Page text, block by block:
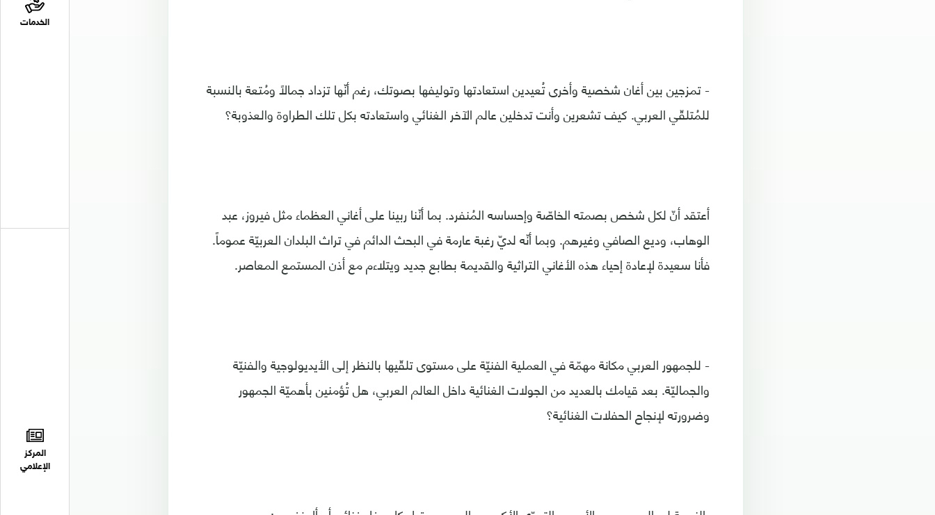
الخدمات
المركز
الإعلامي
- تمزجين بين أغان شخصية وأخرى تُعيدين استعادتها وتوليفها بصوتك، رغم أنّها تزداد جمالاً ومُتعة بالنسبة
للمُتلقّي العربي. كيف تشعرين وأنت تدخلين عالم الآخر الغنائي واستعادته بكل تلك الطراوة والعذوبة؟
أعتقد أنّ لكل شخص بصمته الخاصّة وإحساسه المُنفرد. بما أنّنا ربينا على أغاني العظماء مثل فيروز، عبد
الوهاب، وديع الصافي وغيرهم. وبما أنّه لديّ رغبة عارمة في البحث الدائم في تراث البلدان العربيّة عموماً.
فأنا سعيدة لإعادة إحياء هذه الأغاني التراثية والقديمة بطابع جديد ويتلاءم مع أذن المستمع المعاصر.
- للجمهور العربي مكانة مهمّة في العملية الفنيّة على مستوى تلقّيها بالنظر إلى الأيديولوجية والفنيّة
والجماليّة. بعد قيامك بالعديد من الجولات الغنائية داخل العالم العربي، هل تُؤمنين بأهميّة الجمهور
وضرورته لإنجاح الحفلات الغنائية؟